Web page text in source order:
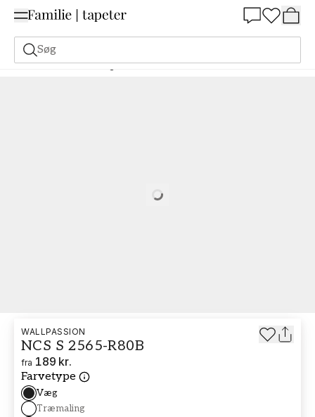
Søg
Malerfarve Bestilling Udfra NCS Bestil efter NCS 2565-R80B
Loading…
WALLPASSION
NCS S 2565-R80B
fra 189 kr.
Farvetype
Væg
Træmaling